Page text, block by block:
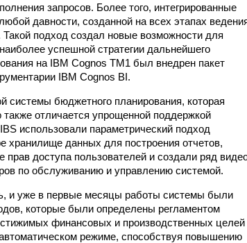
запросов. Более того, интегрированные
давности, созданной на всех этапах
подход создал новые возможности для
успешной стратегии дальнейшего
на IBM Cognos TM1 был внедрен пакет
IBM Cognos BI.
системы бюджетного планирования, которая
отличается упрощенной поддержкой
использовали параметрический подход
хранилище данных для построения отчетов,
прав доступа пользователей и создали ряд
по обслуживанию и управлению системой.
и уже в первые месяцы работы системы были
которые были определены регламентом
финансовых и производственных целей
режиме, способствуя повышению